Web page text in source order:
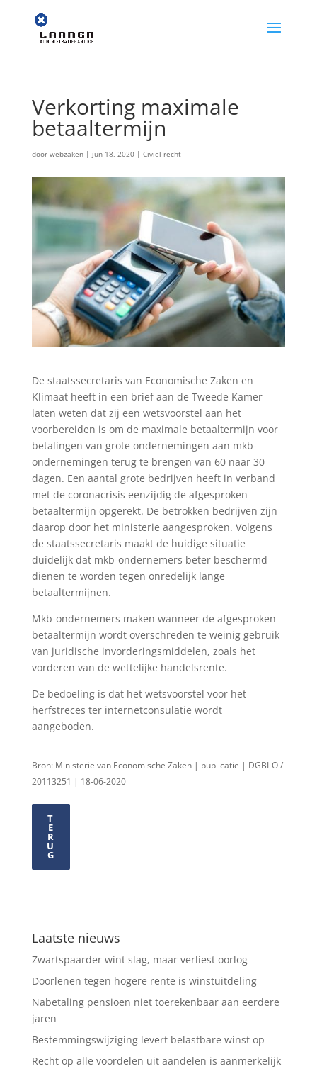
Verkorting maximale
betaaltermijn
door webzaken| jun 18, 2020| Civiel recht
De staatssecretaris van Economische Zaken en
Klimaat heeft in een brief aan de Tweede Kamer
laten weten dat zij een wetsvoorstel aan het
voorbereiden is om de maximale betaaltermijn voor
betalingen van grote ondernemingen aan mkb-
ondernemingen terug te brengen van 60 naar 30
dagen. Een aantal grote bedrijven heeft in verband
met de coronacrisis eenzijdig de afgesproken
betaaltermijn opgerekt. De betrokken bedrijven zijn
daarop door het ministerie aangesproken. Volgens
de staatssecretaris maakt de huidige situatie
duidelijk dat mkb-ondernemers beter beschermd
dienen te worden tegen onredelijk lange
betaaltermijnen.
Mkb-ondernemers maken wanneer de afgesproken
betaaltermijn wordt overschreden te weinig gebruik
van juridische invorderingsmiddelen, zoals het
vorderen van de wettelijke handelsrente.
De bedoeling is dat het wetsvoorstel voor het
herfstreces ter internetconsulatie wordt
aangeboden.
Bron: Ministerie van Economische Zaken | publicatie | DGBI-O /
20113251 | 18-06-2020
T
E
R
U
G
Laatste nieuws
Zwartspaarder wint slag, maar verliest oorlog
Doorlenen tegen hogere rente is winstuitdeling
Nabetaling pensioen niet toerekenbaar aan eerdere
jaren
Bestemmingswijziging levert belastbare winst op
Recht op alle voordelen uit aandelen is aanmerkelijk